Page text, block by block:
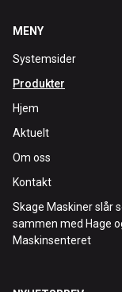
MENY
Systemsider
Produkter
Hjem
Aktuelt
Om oss
Kontakt
Skage Maskiner slår
sammen med Hage
Maskinsenteret